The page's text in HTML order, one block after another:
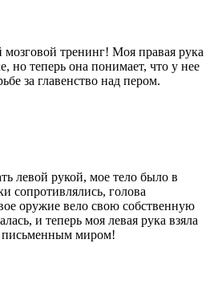
тренинг! Моя правая рука
но теперь она понимает, что у нее
за главенство над пером.
левой рукой, мое тело было в
сопротивлялись, голова
оружие вело свою собственную
и теперь моя левая рука взяла
письменным миром!